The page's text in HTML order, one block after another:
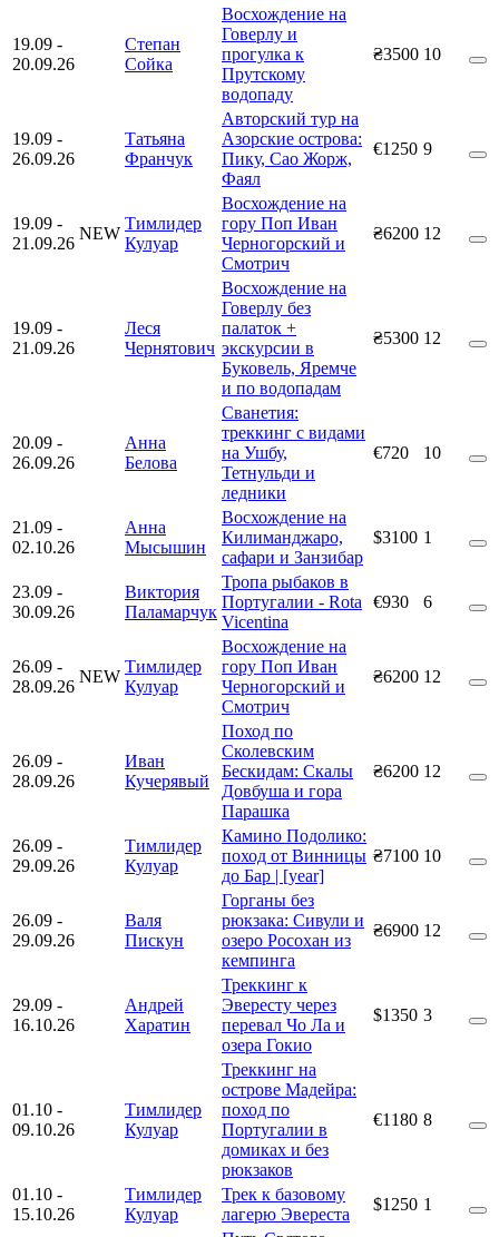
19.09 -
20.09.26
Степан
Сойка
Восхождение на
Говерлу и
прогулка к
Прутскому
водопаду
₴3500 10
19.09 -
26.09.26
Татьяна
Франчук
Авторский тур на
Азорские острова:
Пику, Сао Жорж,
Фаял
€1250 9
19.09 -
21.09.26
NEW
Тимлидер
Кулуар
Восхождение на
гору Поп Иван
Черногорский и
Смотрич
₴6200 12
19.09 -
21.09.26
Леся
Чернятович
Восхождение на
Говерлу без
палаток +
экскурсии в
Буковель, Яремче
и по водопадам
₴5300 12
20.09 -
26.09.26
Анна
Белова
Сванетия:
треккинг с видами
на Ушбу,
Тетнульди и
ледники
€720 10
21.09 -
02.10.26
Анна
Мысышин
Восхождение на
Килиманджаро,
сафари и Занзибар
$3100 1
23.09 -
30.09.26
Виктория
Паламарчук
Тропа рыбаков в
Португалии - Rota
Vicentina
€930 6
26.09 -
28.09.26
NEW
Тимлидер
Кулуар
Восхождение на
гору Поп Иван
Черногорский и
Смотрич
₴6200 12
26.09 -
28.09.26
Иван
Кучерявый
Поход по
Сколевским
Бескидам: Скалы
Довбуша и гора
Парашка
₴6200 12
26.09 -
29.09.26
Тимлидер
Кулуар
Камино Подолико:
поход от Винницы
до Бар | [year]
₴7100 10
26.09 -
29.09.26
Валя
Пискун
Горганы без
рюкзака: Сивули и
озеро Росохан из
кемпинга
₴6900 12
29.09 -
16.10.26
Андрей
Харатин
Треккинг к
Эвересту через
перевал Чо Ла и
озера Гокио
$1350 3
01.10 -
09.10.26
Тимлидер
Кулуар
Треккинг на
острове Мадейра:
поход по
Португалии в
домиках и без
рюкзаков
€1180 8
01.10 -
15.10.26
Тимлидер
Кулуар
Трек к базовому
лагерю Эвереста
$1250 1